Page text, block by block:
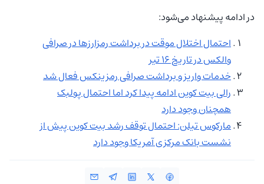
در ادامه پیشنهاد می‌شود:
احتمال اختلال موقت در برداشت رمزارزها در صرافی
والکس در تاریخ 16 تیر
خدمات واریز و برداشت صرافی رمزینکس فعال شد
رالی بیت‌ کوین ادامه پیدا کرد اما احتمال پولبک
همچنان وجود دارد
مارکوس تیلن: احتمال توقف رشد بیت کوین پیش از
نشست بانک مرکزی آمریکا وجود دارد